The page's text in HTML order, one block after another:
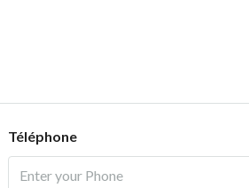
Téléphone